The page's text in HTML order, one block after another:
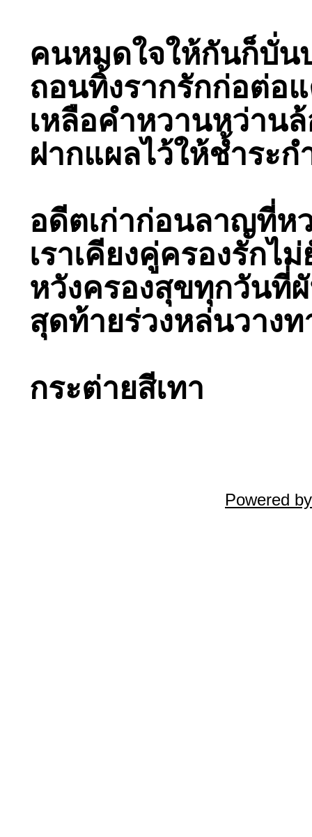
คนหมดใจให้กันก็บั่น
ถอนทิ้งรากรักก่อต่อ
เหลือคำหวานหว่าน
ฝากแผลไว้ให้ช้ำระก
อดีตเก่าก่อนลาญที่ห
เราเคียงคู่ครองรักไ
หวังครองสุขทุกวันที่
สุดท้ายร่วงหล่นวางท
กระต่ายสีเทา
Powered